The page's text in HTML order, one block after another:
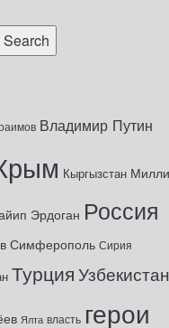
Владимир Путин
Кыргызстан Милли
Эрдоган Россия
Симферополь Сирия
ТурцияУзбекистан
Ялта власть герои